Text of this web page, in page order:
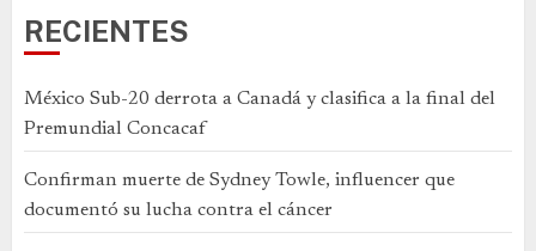
RECIENTES
México Sub-20 derrota a Canadá y clasifica a la final del
Premundial Concacaf
Confirman muerte de Sydney Towle, influencer que
documentó su lucha contra el cáncer